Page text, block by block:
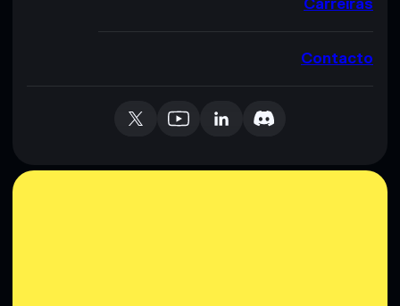
Carreiras
Contacto